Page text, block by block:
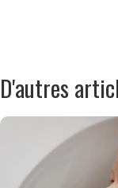
D'autres